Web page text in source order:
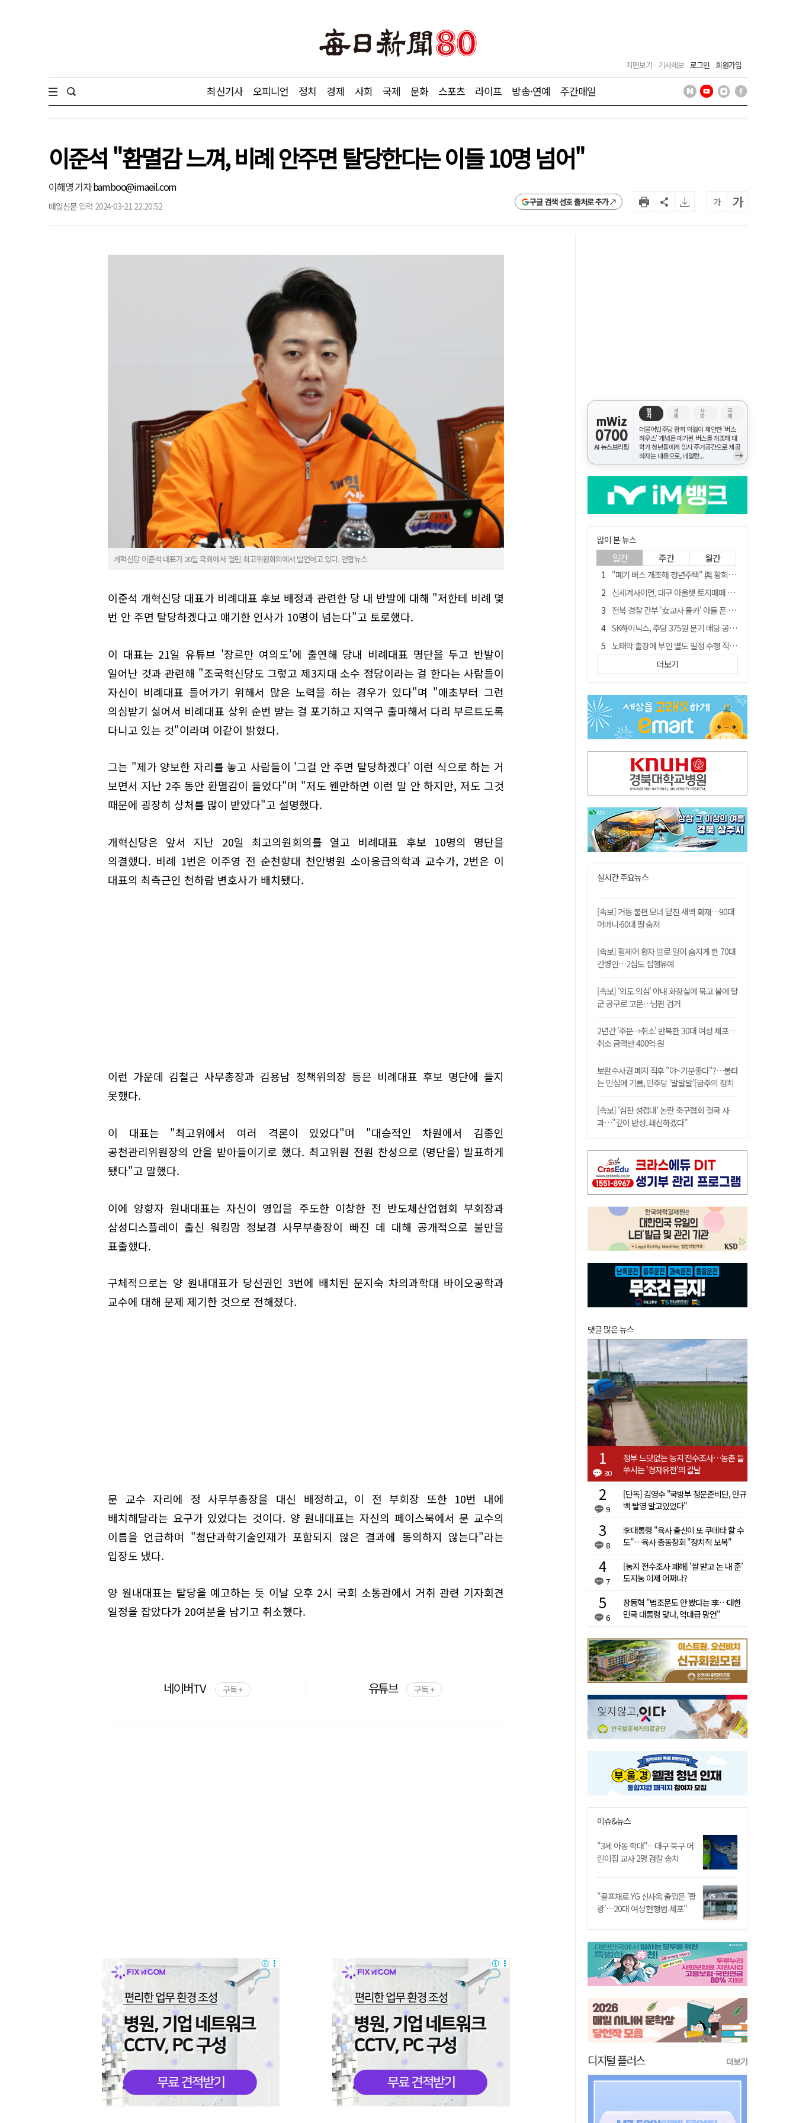
지면보기 기사제보 로그인 회원가입
최신기사 오피니언 정치 경제 사회 국제 문화 스포츠 라이프 방송·연예 주간매일
이준석 "환멸감 느껴, 비례 안주면 탈당한다는 이들 10명 넘어"
이해명 기자bamboo@imaeil.com
매일신문 입력 2024-03-21 22:20:52 구글 검색 선호 출처로 추가 가 가
개혁신당 이준석 대표가 20일 국회에서 열린 최고위원회의에서 발언하고 있다. 연합뉴스
이준석 개혁신당 대표가 비례대표 후보 배정과 관련한 당 내 반발에 대해 "저한테 비례 몇
번 안 주면 탈당하겠다고 얘기한 인사가 10명이 넘는다"고 토로했다.
이 대표는 21일 유튜브 '장르만 여의도'에 출연해 당내 비례대표 명단을 두고 반발이
일어난 것과 관련해 "조국혁신당도 그렇고 제3지대 소수 정당이라는 걸 한다는 사람들이
자신이 비례대표 들어가기 위해서 많은 노력을 하는 경우가 있다"며 "애초부터 그런
의심받기 싫어서 비례대표 상위 순번 받는 걸 포기하고 지역구 출마해서 다리 부르트도록
다니고 있는 것"이라며 이같이 밝혔다.
그는 "제가 양보한 자리를 놓고 사람들이 '그걸 안 주면 탈당하겠다' 이런 식으로 하는 거
보면서 지난 2주 동안 환멸감이 들었다"며 "저도 웬만하면 이런 말 안 하지만, 저도 그것
때문에 굉장히 상처를 많이 받았다"고 설명했다.
개혁신당은 앞서 지난 20일 최고의원회의를 열고 비례대표 후보 10명의 명단을
의결했다. 비례 1번은 이주영 전 순천향대 천안병원 소아응급의학과 교수가, 2번은 이
대표의 최측근인 천하람 변호사가 배치됐다.
이런 가운데 김철근 사무총장과 김용남 정책위의장 등은 비례대표 후보 명단에 들지
못했다.
이 대표는 "최고위에서 여러 격론이 있었다"며 "대승적인 차원에서 김종인
공천관리위원장의 안을 받아들이기로 했다. 최고위원 전원 찬성으로 (명단을) 발표하게
됐다"고 말했다.
이에 양향자 원내대표는 자신이 영입을 주도한 이창한 전 반도체산업협회 부회장과
삼성디스플레이 출신 워킹맘 정보경 사무부총장이 빠진 데 대해 공개적으로 불만을
표출했다.
구체적으로는 양 원내대표가 당선권인 3번에 배치된 문지숙 차의과학대 바이오공학과
교수에 대해 문제 제기한 것으로 전해졌다.
문 교수 자리에 정 사무부총장을 대신 배정하고, 이 전 부회장 또한 10번 내에
배치해달라는 요구가 있었다는 것이다. 양 원내대표는 자신의 페이스북에서 문 교수의
이름을 언급하며 "첨단과학기술인재가 포함되지 않은 결과에 동의하지 않는다"라는
입장도 냈다.
양 원내대표는 탈당을 예고하는 듯 이날 오후 2시 국회 소통관에서 거취 관련 기자회견
일정을 잡았다가 20여분을 남기고 취소했다.
네이버TV 구독 + 유튜브 구독 +
mWiz
0700
AI 뉴스브리핑
정
치
경
제
사
회
국
제
더불어민주당 황희 의원이 제안한 '버스
하우스' 개념은 폐기된 버스를 개조해 대
학가 청년들에게 임시 주거공간으로 제공
하자는 내용으로, 네덜란...
→
많이 본 뉴스
일간 주간 월간
"폐기 버스 개조해 청년주택" 與 황희…'딸 학비는 年 4200만원'
신세계사이먼, 대구 아울렛 토지매매 계약 체결… 사업 본궤도
전북 경찰 간부 '女교사 몰카' 아들 폰 부수고…"처벌 못하는 사안" 내부망에 글
SK하이닉스, 주당 375원 분기 배당 공시…"3분기 중 주주환원 방안 확정"
노태악 출장에 부인 별도 일정 수행 직원도…보고서엔 '공식일정 참석'
'새 아시아쿼터는 어떨까' 삼성 라이온즈, 새 얼굴 투수 미야모리 영입
박권현 청도군수, '햇빛 연금 사업' 공약 시동걸어
통합 고속철 할인 '반짝 3년'…이후 요금 도로 오른다?
"골프채로 YG 신사옥 출입문 '쾅쾅'…20대 여성 현행범 체포"[영상]
더보기
실시간 주요뉴스
[속보] 거동 불편 모녀 덮친 새벽 화재…90대
어머니·60대 딸 숨져
[속보] 휠체어 환자 발로 밀어 숨지게 한 70대
간병인…2심도 집행유예
[속보] '외도 의심' 아내 화장실에 묶고 불에 달
군 공구로 고문…남편 검거
2년간 '주문→취소' 반복한 30대 여성 체포…
취소 금액만 400억 원
보완수사권 폐지 직후 "야~기분좋다"?…불타
는 민심에 기름, 민주당 '말말말'[금주의 정치
[속보] '심판 성접대' 논란 축구협회 결국 사
과…"깊이 반성, 쇄신하겠다"
댓글 많은 뉴스
30
정부 느닷없는 농지 전수조사…농촌 들
쑤시는 '경자유전'의 칼날
9
[단독] 김영수 "국방부 청문준비단, 안규
백 탈영 알고있었다"
8
李대통령 "육사 출신이 또 쿠데타 할 수
도"…육사 총동창회 "정치적 보복"
7
[농지 전수조사 폐해] '쌀 받고 논 내 준'
도지농 이제 어쩌나?
6
장동혁 "법조문도 안 봤다는 李…대한
민국 대통령 맞나, 역대급 망언"
이슈&뉴스
"3세 아동 학대"…대구 북구 어
린이집 교사 2명 검찰 송치
"골프채로 YG 신사옥 출입문 '쾅
쾅'…20대 여성 현행범 체포"
디지털 플러스 더보기